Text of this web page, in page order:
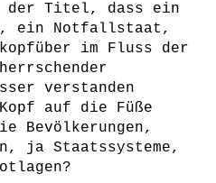
der Titel, dass ein
ein Notfallstaat,
im Fluss der
verstanden
auf die Füße
Bevölkerungen,
ja Staatssysteme,